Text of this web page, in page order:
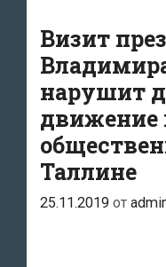
Визит
нарушит
движение
Таллине
25.11.2019 от